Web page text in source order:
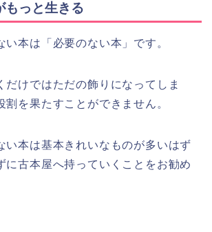
もっと生きる
い本は「必要のない本」です。
だけではただの飾りになってしま
割を果たすことができません。
い本は基本きれいなものが多いはず
に古本屋へ持っていくことをお勧め